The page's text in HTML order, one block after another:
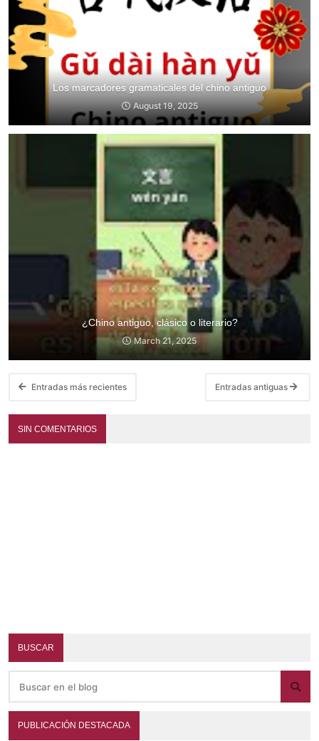
Los marcadores gramaticales del chino antiguo
August 19, 2025
¿Chino antiguo, clásico o literario?
March 21, 2025
Entradas más recientes Entradas antiguas
SIN COMENTARIOS
BUSCAR
PUBLICACIÓN DESTACADA